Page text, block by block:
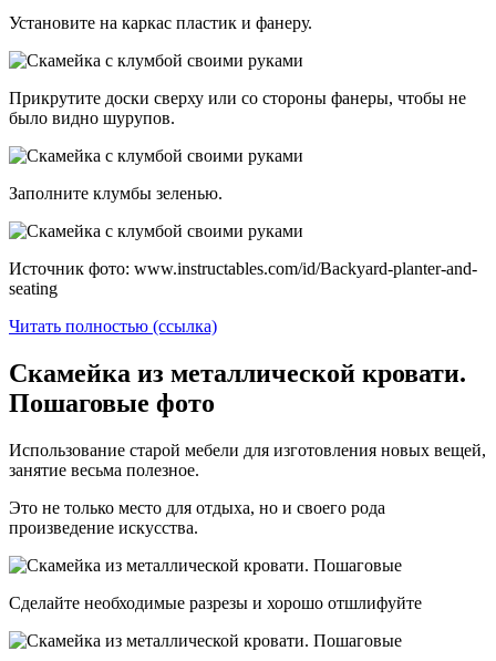
Установите на каркас пластик и фанеру.
Прикрутите доски сверху или со стороны фанеры, чтобы не
было видно шурупов.
Заполните клумбы зеленью.
Источник фото: www.instructables.com/id/Backyard-planter-and-
seating
Читать полностью (ссылка)
Скамейка из металлической кровати.
Пошаговые фото
Использование старой мебели для изготовления новых вещей,
занятие весьма полезное.
Это не только место для отдыха, но и своего рода
произведение искусства.
Сделайте необходимые разрезы и хорошо отшлифуйте